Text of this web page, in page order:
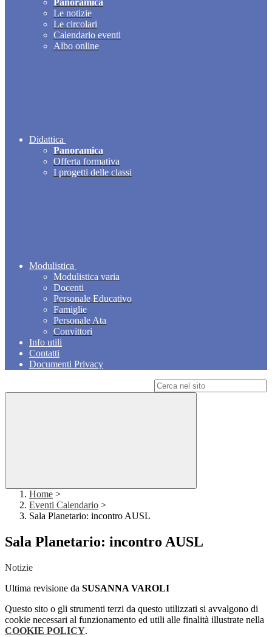
Panoramica
Le notizie
Le circolari
Calendario eventi
Albo online
Didattica
Panoramica
Offerta formativa
I progetti delle classi
Modulistica
Modulistica varia
Docenti
Personale Educativo
Famiglie
Personale Ata
Convittori
Info utili
Contatti
Documenti Privacy
Home >
Eventi Calendario >
Sala Planetario: incontro AUSL
Sala Planetario: incontro AUSL
Notizie
Ultima revisione da SUSANNA VAROLI
Questo sito o gli strumenti terzi da questo utilizzati si avvalgono di
cookie necessari al funzionamento ed utili alle finalità illustrate nella
COOKIE POLICY.